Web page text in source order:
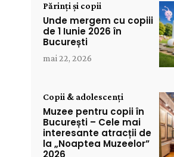
Părinți și copii
Unde mergem cu copiii
de 1 Iunie 2026 în
București
mai 22, 2026
Copii & adolescenți
Muzee pentru copii în
București – Cele mai
interesante atracții de
la „Noaptea Muzeelor”
2026